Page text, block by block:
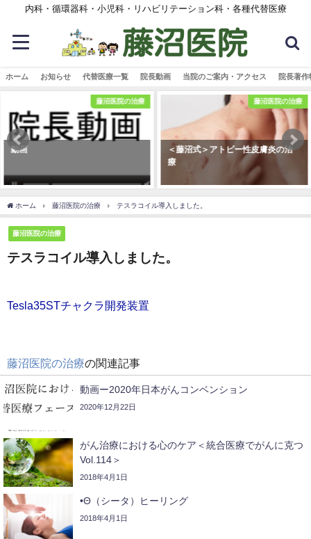
内科・循環器科・小児科・リハビリテーション科・各種代替医療
ホーム お知らせ 代替医療一覧 院長動画 当院のご案内・アクセス 院長著作
藤沼医院の治療
動画
藤沼医院の治療
＜藤沼式＞アトピー性皮膚炎の治
療
ホーム 藤沼医院の治療 テスラコイル導入しました。
藤沼医院の治療
テスラコイル導入しました。
Tesla35STチャクラ開発装置
藤沼医院の治療の関連記事
動画ー2020年日本がんコンベンション
2020年12月22日
がん治療における心のケア＜統合医療でがんに克つ
Vol.114＞
2018年4月1日
•Θ（シータ）ヒーリング
2018年4月1日